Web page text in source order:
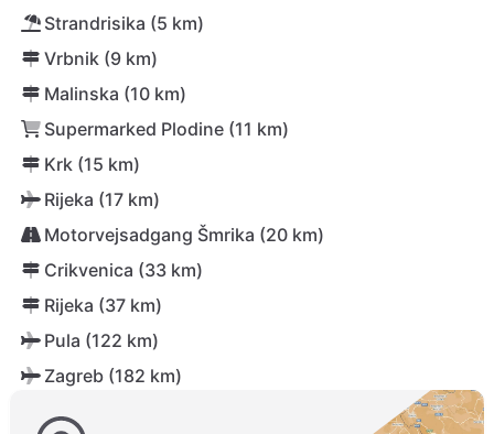
Strandrisika (5 km)
Vrbnik (9 km)
Malinska (10 km)
Supermarked Plodine (11 km)
Krk (15 km)
Rijeka (17 km)
Motorvejsadgang Šmrika (20 km)
Crikvenica (33 km)
Rijeka (37 km)
Pula (122 km)
Zagreb (182 km)